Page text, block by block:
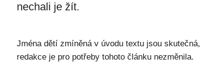
nechali je žít.
Jména dětí zmíněná v úvodu textu jsou skutečná,
redakce je pro potřeby tohoto článku nezměnila.